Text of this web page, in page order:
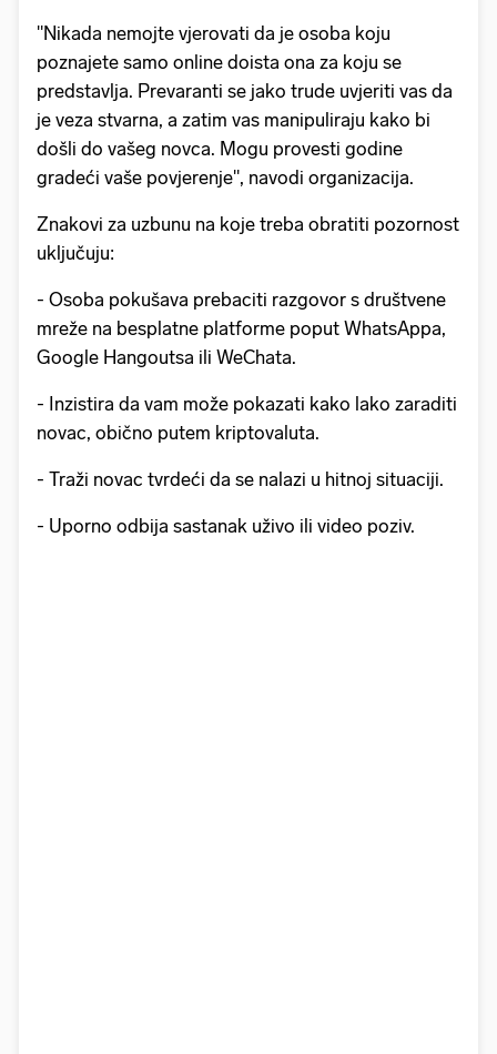
"Nikada nemojte vjerovati da je osoba koju
poznajete samo online doista ona za koju se
predstavlja. Prevaranti se jako trude uvjeriti vas da
je veza stvarna, a zatim vas manipuliraju kako bi
došli do vašeg novca. Mogu provesti godine
gradeći vaše povjerenje", navodi organizacija.
Znakovi za uzbunu na koje treba obratiti pozornost
uključuju:
- Osoba pokušava prebaciti razgovor s društvene
mreže na besplatne platforme poput WhatsAppa,
Google Hangoutsa ili WeChata.
- Inzistira da vam može pokazati kako lako zaraditi
novac, obično putem kriptovaluta.
- Traži novac tvrdeći da se nalazi u hitnoj situaciji.
- Uporno odbija sastanak uživo ili video poziv.